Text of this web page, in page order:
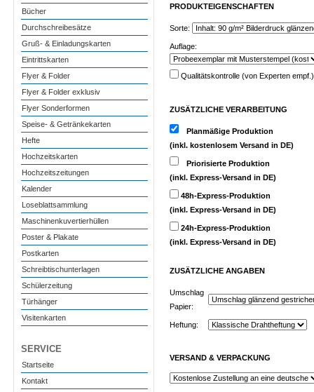
Bücher
Durchschreibesätze
Gruß- & Einladungskarten
Eintrittskarten
Flyer & Folder
Flyer & Folder exklusiv
Flyer Sonderformen
Speise- & Getränkekarten
Hefte
Hochzeitskarten
Hochzeitszeitungen
Kalender
Loseblattsammlung
Maschinenkuvertierhüllen
Poster & Plakate
Postkarten
Schreibtischunterlagen
Schülerzeitung
Türhänger
Visitenkarten
SERVICE
Startseite
Kontakt
PRODUKTEIGENSCHAFTEN
Sorte:
Auflage:
Qualitätskontrolle (von Experten empf.)
ZUSÄTZLICHE VERARBEITUNG
Planmäßige Produktion
(inkl. kostenlosem Versand in DE)
Priorisierte Produktion
(inkl. Express-Versand in DE)
48h-Express-Produktion
(inkl. Express-Versand in DE)
24h-Express-Produktion
(inkl. Express-Versand in DE)
ZUSÄTZLICHE ANGABEN
Umschlag
Papier:
Heftung:
VERSAND & VERPACKUNG